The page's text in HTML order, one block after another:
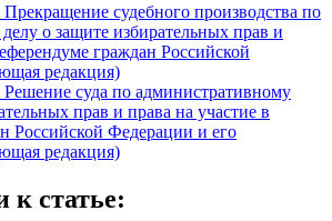
судебного производства по
о защите избирательных прав и
граждан Российской
редакция)
суда по административному
прав и права на участие в
Российской Федерации и его
редакция)
к статье: